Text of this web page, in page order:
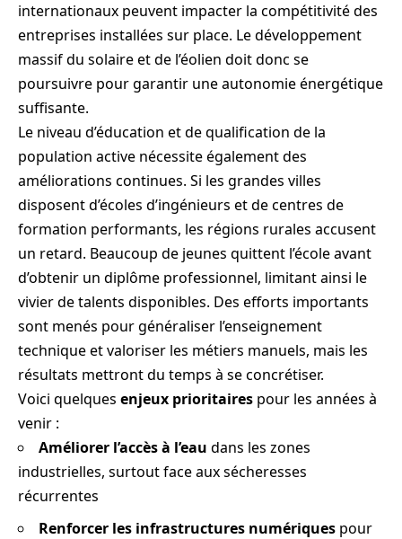
internationaux peuvent impacter la compétitivité des
entreprises installées sur place. Le développement
massif du solaire et de l’éolien doit donc se
poursuivre pour garantir une autonomie énergétique
suffisante.
Le niveau d’éducation et de qualification de la
population active nécessite également des
améliorations continues. Si les grandes villes
disposent d’écoles d’ingénieurs et de centres de
formation performants, les régions rurales accusent
un retard. Beaucoup de jeunes quittent l’école avant
d’obtenir un diplôme professionnel, limitant ainsi le
vivier de talents disponibles. Des efforts importants
sont menés pour généraliser l’enseignement
technique et valoriser les métiers manuels, mais les
résultats mettront du temps à se concrétiser.
Voici quelques enjeux prioritaires pour les années à
venir :
Améliorer l’accès à l’eau dans les zones
industrielles, surtout face aux sécheresses
récurrentes
Renforcer les infrastructures numériques pour